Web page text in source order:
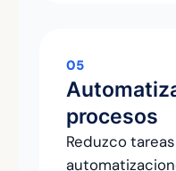
05
procesos
Reduzco